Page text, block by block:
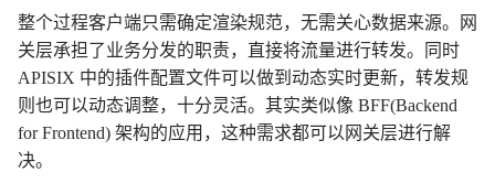
整个过程客户端只需确定渲染规范，无需关心数据来源。网
关层承担了业务分发的职责，直接将流量进行转发。同时
APISIX 中的插件配置文件可以做到动态实时更新，转发规
则也可以动态调整，十分灵活。其实类似像 BFF(Backend
for Frontend) 架构的应用，这种需求都可以网关层进行解
决。